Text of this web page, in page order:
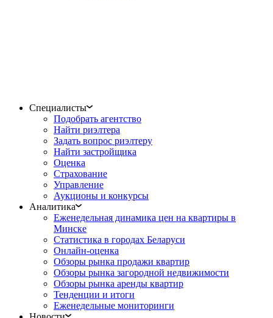
Специалисты
Подобрать агентство
Найти риэлтера
Задать вопрос риэлтеру
Найти застройщика
Оценка
Страхование
Управление
Аукционы и конкурсы
Аналитика
Еженедельная динамика цен на квартиры в
Минске
Статистика в городах Беларуси
Онлайн-оценка
Обзоры рынка продажи квартир
Обзоры рынка загородной недвижимости
Обзоры рынка аренды квартир
Тенденции и итоги
Еженедельные мониторинги